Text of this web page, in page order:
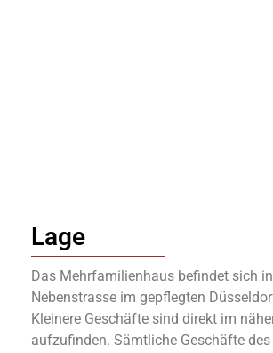
Lage
Das Mehrfamilienhaus befindet sich
Nebenstrasse im gepflegten
Kleinere Geschäfte sind direkt im
aufzufinden. Sämtliche Geschäfte